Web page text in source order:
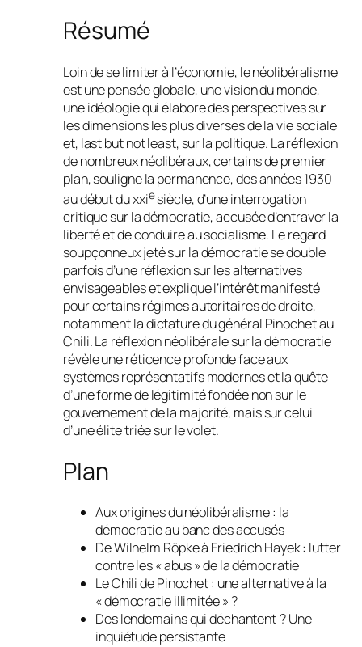
Résumé
Loin de se limiter à l’économie, le néolibéralisme
est une pensée globale, une vision du monde,
une idéologie qui élabore des perspectives sur
les dimensions les plus diverses de la vie sociale
et, last but not least, sur la politique. La réflexion
de nombreux néolibéraux, certains de premier
plan, souligne la permanence, des années 1930
au début du xxiesiècle, d’une interrogation
critique sur la démocratie, accusée d’entraver la
liberté et de conduire au socialisme. Le regard
soupçonneux jeté sur la démocratie se double
parfois d’une réflexion sur les alternatives
envisageables et explique l’intérêt manifesté
pour certains régimes autoritaires de droite,
notamment la dictature du général Pinochet au
Chili. La réflexion néolibérale sur la démocratie
révèle une réticence profonde face aux
systèmes représentatifs modernes et la quête
d’une forme de légitimité fondée non sur le
gouvernement de la majorité, mais sur celui
d’une élite triée sur le volet.
Plan
Aux origines du néolibéralisme : la
démocratie au banc des accusés
De Wilhelm Röpke à Friedrich Hayek : lutter
contre les « abus » de la démocratie
Le Chili de Pinochet : une alternative à la
« démocratie illimitée » ?
Des lendemains qui déchantent ? Une
inquiétude persistante